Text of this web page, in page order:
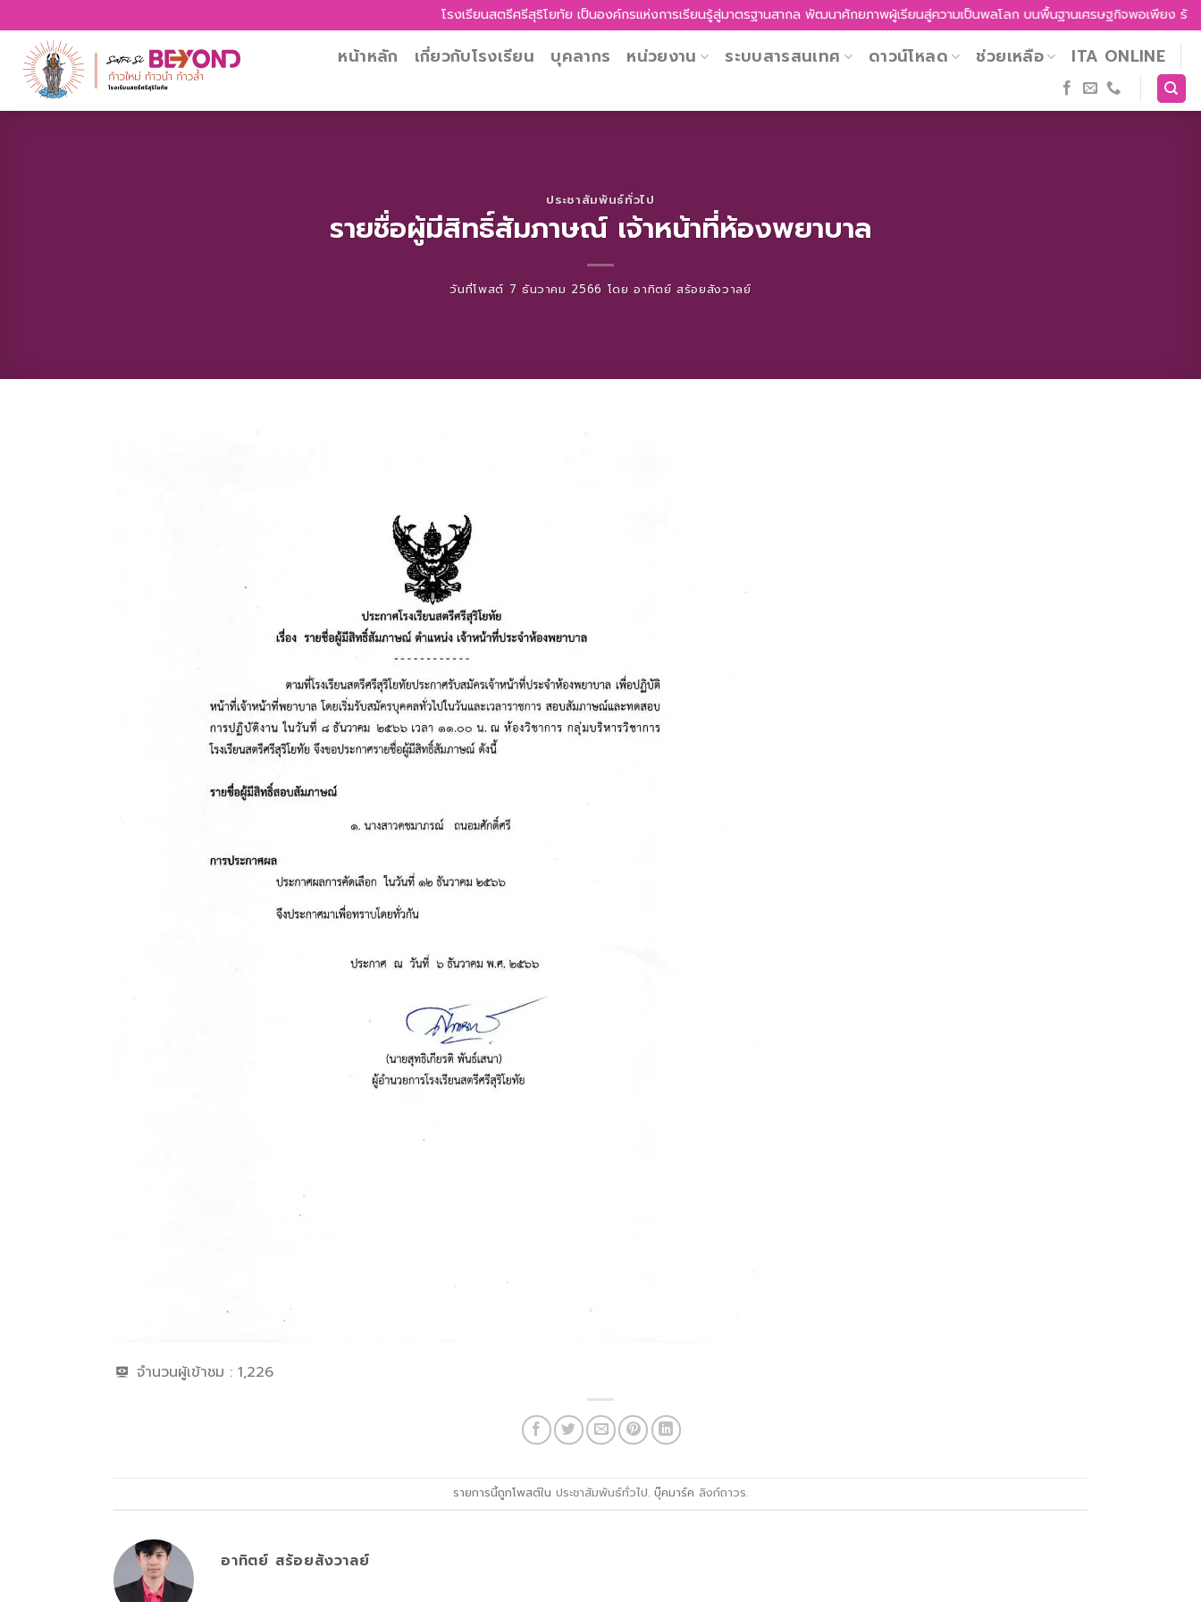
to
content
โรงเรียนสตรีศรีสุริโยทัย เป็นองค์กรแห่งการเรียนรู้สู่มาตรฐานสากล พัฒนาศักยภาพผู้เรียนสู่ความเป็นพลโลก บนพื้นฐานเศรษฐกิจพอเพียง รักคว
หน้าหลัก เกี่ยวกับโรงเรียน บุคลากร หน่วยงาน ระบบสารสนเทศ ดาวน์โหลด ช่วยเหลือ ITA ONLINE
ประชาสัมพันธ์ทั่วไป
รายชื่อผู้มีสิทธิ์สัมภาษณ์ เจ้าหน้าที่ห้องพยาบาล
วันที่โพสต์ 7 ธันวาคม 2566 โดยอาทิตย์ สร้อยสังวาลย์
จำนวนผู้เข้าชม : 1,226
รายการนี้ถูกโพสต์ใน ประชาสัมพันธ์ทั่วไป. บุ๊คมาร์ค ลิงก์ถาวร.
อาทิตย์ สร้อยสังวาลย์